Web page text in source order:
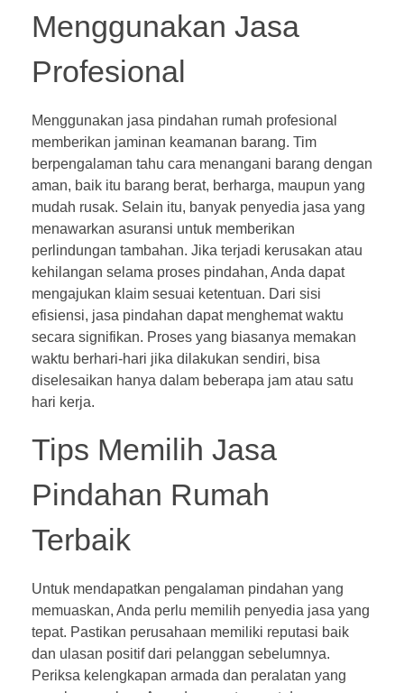
Menggunakan Jasa
Profesional
Menggunakan jasa pindahan rumah profesional
memberikan jaminan keamanan barang. Tim
berpengalaman tahu cara menangani barang dengan
aman, baik itu barang berat, berharga, maupun yang
mudah rusak. Selain itu, banyak penyedia jasa yang
menawarkan asuransi untuk memberikan
perlindungan tambahan. Jika terjadi kerusakan atau
kehilangan selama proses pindahan, Anda dapat
mengajukan klaim sesuai ketentuan. Dari sisi
efisiensi, jasa pindahan dapat menghemat waktu
secara signifikan. Proses yang biasanya memakan
waktu berhari-hari jika dilakukan sendiri, bisa
diselesaikan hanya dalam beberapa jam atau satu
hari kerja.
Tips Memilih Jasa
Pindahan Rumah
Terbaik
Untuk mendapatkan pengalaman pindahan yang
memuaskan, Anda perlu memilih penyedia jasa yang
tepat. Pastikan perusahaan memiliki reputasi baik
dan ulasan positif dari pelanggan sebelumnya.
Periksa kelengkapan armada dan peralatan yang